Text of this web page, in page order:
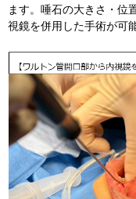
ます。唾石の大きさ・位
視鏡を併用した手術が可